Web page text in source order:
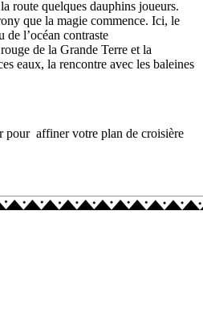
route quelques dauphins joueurs.
que la magie commence. Ici, le
de l’océan contraste
de la Grande Terre et la
eaux, la rencontre avec les baleines
pour affiner votre plan de croisière